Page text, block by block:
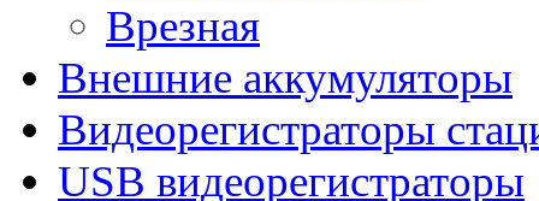
Врезная
Внешние аккумуляторы
Видеорегистраторы
USB видеорегистраторы